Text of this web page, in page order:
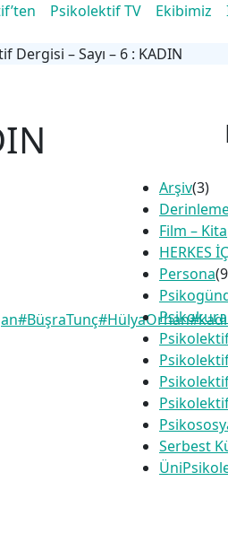
Psikolektif TV Ekibimiz
Dergisi – Sayı – 6 : KADIN
#BüşraTunç#HülyaOrhan
Arşiv(3)
Film –
HERKES
Persona
Serbest